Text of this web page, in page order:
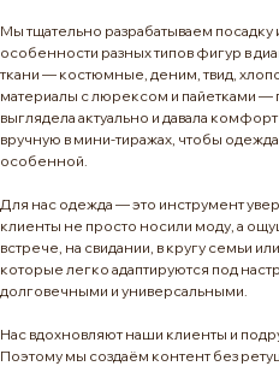
Мы тщательно разрабатываем
особенности разных типов фигур в
ткани — костюмные, деним, твид,
материалы с люрексом и пайетками —
выглядела актуально и давала
вручную в мини-тиражах, чтобы
особенной.
Для нас одежда — это инструмент
клиенты не просто носили моду, а
встрече, на свидании, в кругу семьи
которые легко адаптируются под
долговечными и универсальными.
Нас вдохновляют наши клиенты и
Поэтому мы создаём контент без